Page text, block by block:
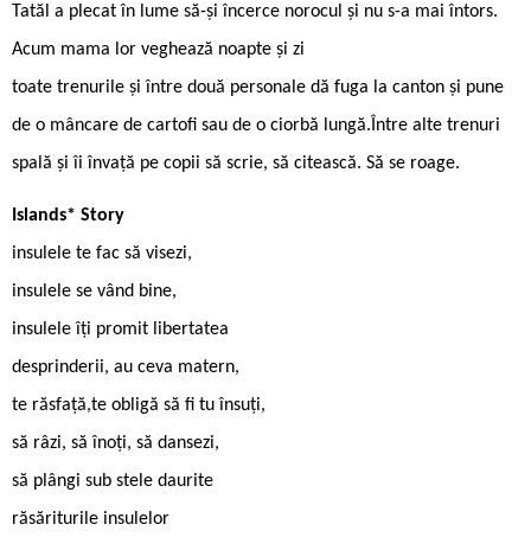
Tatăl a plecat în lume să-și încerce norocul și nu s-a mai întors.
Acum mama lor veghează noapte și zi
toate trenurile și între două personale dă fuga la canton și pune
de o mâncare de cartofi sau de o ciorbă lungă.Între alte trenuri
spală și îi învață pe copii să scrie, să citească. Să se roage.
Islands* Story
insulele te fac să visezi,
insulele se vând bine,
insulele îți promit libertatea
desprinderii, au ceva matern,
te răsfață,te obligă să fi tu însuți,
să râzi, să înoți, să dansezi,
să plângi sub stele daurite
răsăriturile insulelor